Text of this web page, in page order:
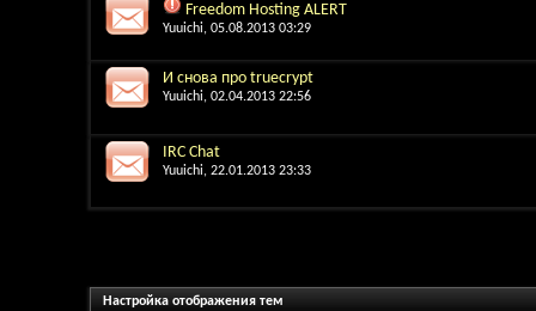
Freedom Hosting ALERT
Yuuichi, 05.08.2013 03:29
И снова про truecrypt
Yuuichi, 02.04.2013 22:56
IRC Chat
Yuuichi, 22.01.2013 23:33
Настройка отображения тем